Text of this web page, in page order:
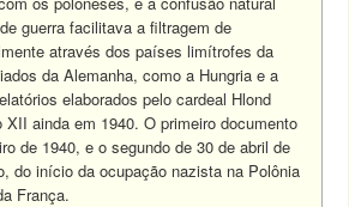
guerra facilitava a filtragem de
através dos países limítrofes da
da Alemanha, como a Hungria e a
elaborados pelo cardeal Hlond
ainda em 1940. O primeiro documento
de 1940, e o segundo de 30 de abril de
do início da ocupação nazista na Polônia
França.